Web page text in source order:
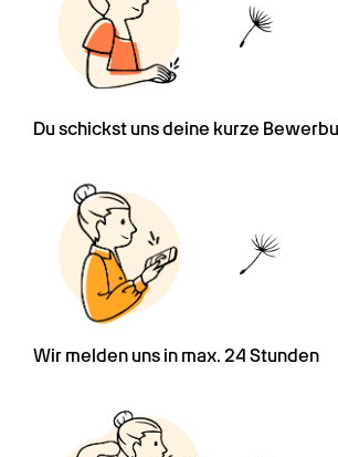
Du schickst uns deine kurze
Wir melden uns in max. 24 Stunden